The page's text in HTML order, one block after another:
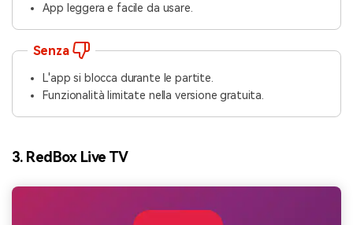
App leggera e facile da usare.
Senza
L'app si blocca durante le partite.
Funzionalità limitate nella versione gratuita.
3. RedBox Live TV